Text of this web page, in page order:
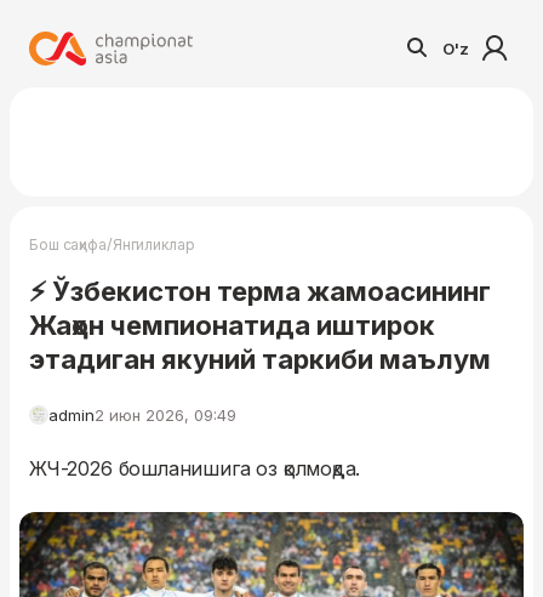
O'z
Бош саҳифа/Янгиликлар
⚡️ Ўзбекистон терма жамоасининг
Жаҳон чемпионатида иштирок
этадиган якуний таркиби маълум
admin2 июн 2026, 09:49
ЖЧ-2026 бошланишига оз қолмоқда.